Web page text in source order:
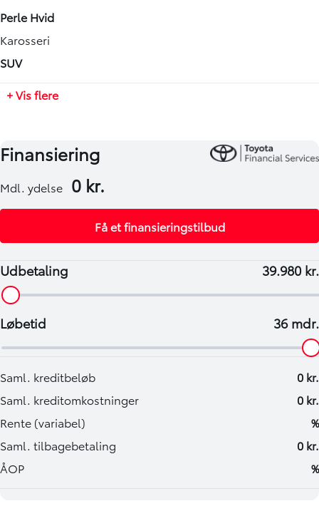
Perle Hvid
Karosseri
SUV
Automatisk
4606 mm
Tilkoblingsvægt med bremser
800 kg
750 kg
+ Vis flere